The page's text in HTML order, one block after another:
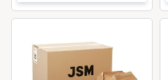
Lippstadt